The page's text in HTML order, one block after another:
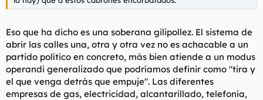
Eso que ha dicho es una soberana gilipollez. El sistema de
abrir las calles una, otra y otra vez no es achacable a un
partido político en concreto, más bien atiende a un modus
operandi generalizado que podríamos definir como "tira y
el que venga detrás que empuje". Las diferentes
empresas de gas, electricidad, alcantarillado, telefonía,